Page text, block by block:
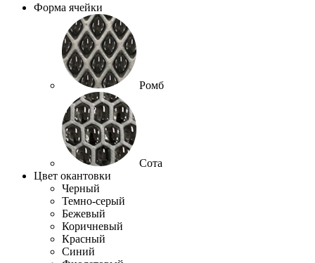
Форма ячейки
Ромб
Сота
Цвет окантовки
Черный
Темно-серый
Бежевый
Коричневый
Красный
Синий